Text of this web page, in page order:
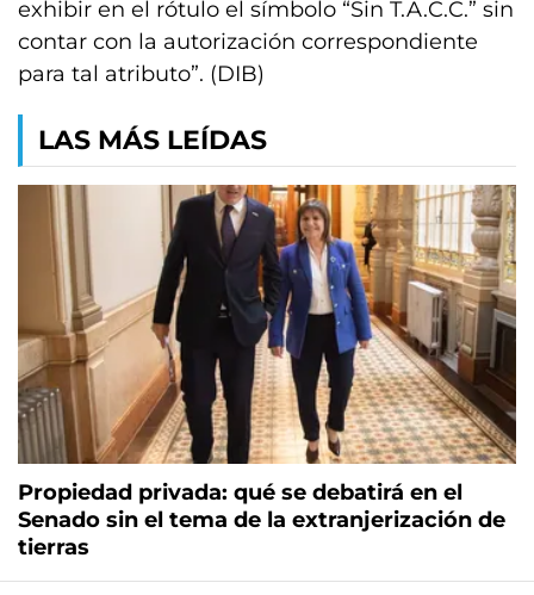
exhibir en el rótulo el símbolo “Sin T.A.C.C.” sin
contar con la autorización correspondiente
para tal atributo”. (DIB)
LAS MÁS LEÍDAS
Propiedad privada: qué se debatirá en el
Senado sin el tema de la extranjerización de
tierras